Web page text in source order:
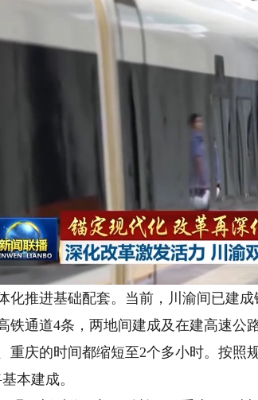
推进基础配套。当前，川渝间已建成
铁通道4条，两地间建成及在建高速公
重庆的时间都缩短至2个多小时。按照
本建成。